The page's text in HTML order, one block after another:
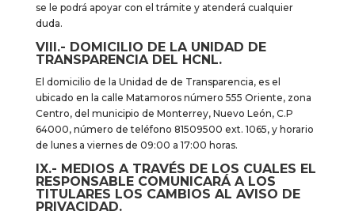
se le podrá apoyar con el trámite y atenderá cualquier
duda.
VIII.- DOMICILIO DE LA UNIDAD DE
TRANSPARENCIA DEL HCNL.
El domicilio de la Unidad de de Transparencia, es el
ubicado en la calle Matamoros número 555 Oriente, zona
Centro, del municipio de Monterrey, Nuevo León, C.P
64000, número de teléfono 81509500 ext. 1065, y horario
de lunes a viernes de 09:00 a 17:00 horas.
IX.- MEDIOS A TRAVÉS DE LOS CUALES EL
RESPONSABLE COMUNICARÁ A LOS
TITULARES LOS CAMBIOS AL AVISO DE
PRIVACIDAD.